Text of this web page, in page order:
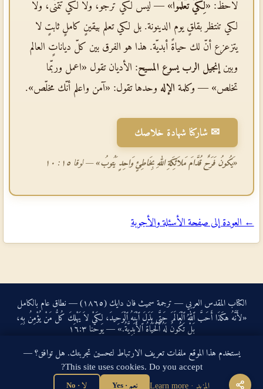
لاحظ: «لِكَيْ تَعْلَمُوا» — ليس لكي ترجو، ولا لكي تتمنّى، ولا
لكي تنتظر بقلقٍ يوم الدينونة. بل لكي تعلم بيقينٍ كاملٍ ثابتٍ لا
يتزعزع أنّ لك حياةً أبديّة. هذا هو الفرق بين كلّ دياناتٍ العالم
وبين إنجيل الرب يسوع المسيح: الأديان تقول «اعمل وربّما
تخلص» — وكلمة الإله وحدها تقول: «آمن واعلم أنّك مخلّص».
✉ شاركنا شهادة خلاصك
«يَكُونُ فَرَحٌ قُدَّامَ مَلاَئِكَةِ اللهِ بِخَاطِئٍ وَاحِدٍ يَتُوبُ»— لوقا ١٥: ١٠
← العودة إلى صفحة الأسئلة والأجوبة
الكتاب المقدس العربي — ترجمة سميث فان دايك (١٨٦٥) — نطاق عام بالكامل
«لأَنَّهُ هكَذَا أَحَبَّ ٱللهُ ٱلْعَالَمَ حَتَّى بَذَلَ ٱبْنَهُ ٱلْوَحِيدَ، لِكَيْ لاَ يَهْلِكَ كُلُّ مَنْ يُؤْمِنُ بِهِ،
بَلْ تَكُونُ لَهُ ٱلْحَيَاةُ ٱلأَبَدِيَّةُ.» — يوحنا ‏٣‏:‏١٦‏
سياسة الخصوصية· إخلاء المسؤولية · الإفصاح
🔍 البحث عبر Google
يستخدم هذا الموقع ملفات تعريف الارتباط لتحسين تجربتك. هل توافق؟ —
This site uses cookies. Do you accept?
المزيد · Learn more نعم · Yes لا · No